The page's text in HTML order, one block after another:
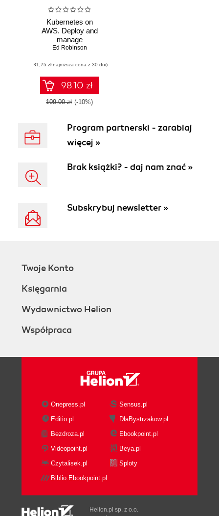
Kubernetes on
AWS. Deploy and
manage
production-ready
clusters on AWS
Ed Robinson
(81,75 zł najniższa cena z 30 dni)
98.10 zł
109.00 zł (-10%)
Program partnerski - zarabiaj
więcej »
Brak książki? - daj nam znać »
Subskrybuj newsletter »
Twoje Konto
Księgarnia
Wydawnictwo Helion
Współpraca
Onepress.pl
Sensus.pl
Editio.pl
DlaBystrzakow.pl
Bezdroza.pl
Ebookpoint.pl
Videopoint.pl
Beya.pl
Czytalisek.pl
Sploty
Biblio.Ebookpoint.pl
Helion.pl sp. z o.o.